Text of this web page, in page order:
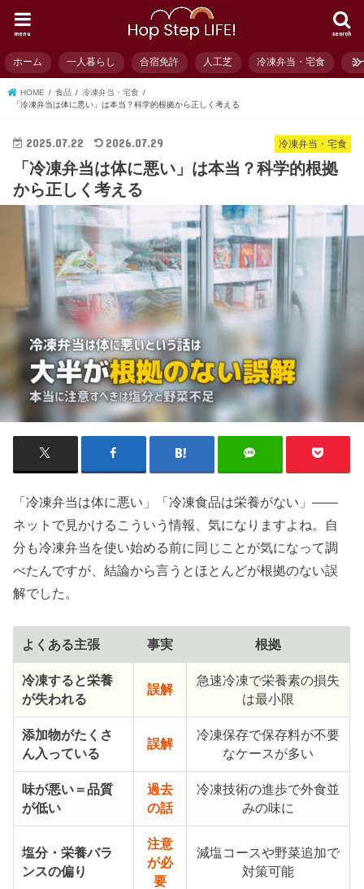
search
menu
ホーム 一人暮らし 合宿免許 人工芝 冷凍弁当・宅食 ミ
HOME 食品
冷凍弁当・宅食
「冷凍弁当は体に悪い」は本当？科学的根拠から正しく考える
冷凍弁当・宅食
2025.07.22 2026.07.29
「冷凍弁当は体に悪い」は本当？科学的根拠
から正しく考える
「冷凍弁当は体に悪い」「冷凍食品は栄養がない」――
ネットで見かけるこういう情報、気になりますよね。自
分も冷凍弁当を使い始める前に同じことが気になって調
べたんですが、結論から言うとほとんどが根拠のない誤
解でした。
よくある主張 事実 根拠
冷凍すると栄養
が失われる
誤解
急速冷凍で栄養素の損失
は最小限
添加物がたくさ
ん入っている
誤解
冷凍保存で保存料が不要
なケースが多い
味が悪い＝品質
が低い
過去
の話
冷凍技術の進歩で外食並
みの味に
塩分・栄養バラ
ンスの偏り
注意
が必
要
減塩コースや野菜追加で
対策可能